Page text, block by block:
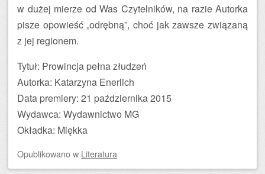
w dużej mierze od Was Czytelników, na razie Autorka
pisze opowieść „odrębną”, choć jak zawsze związaną
z jej regionem.
Tytuł: Prowincja pełna złudzeń
Autorka: Katarzyna Enerlich
Data premiery: 21 października 2015
Wydawca: Wydawnictwo MG
Okładka: Miękka
Opublikowanow Literatura